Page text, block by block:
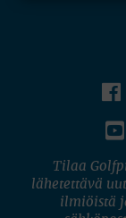
Tilaa
lähetettävä
ilmiöistä